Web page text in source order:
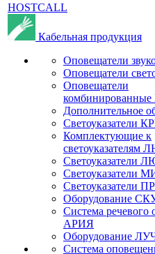
HOSTCALL
Кабельная продукция
Оповещатели
Оповещатели
Оповещатели
Дополнительное
Светоуказатели
Комплектующие к
светоуказателям
Светоуказатели
Светоуказатели
Светоуказатели
Оборудование
Система речевого
АРИЯ
Оборудование
Система